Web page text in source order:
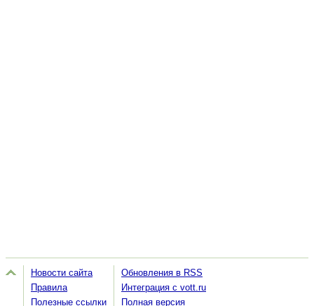
Новости сайта
Правила
Полезные ссылки
Обновления в RSS
Интеграция с vott.ru
Полная версия